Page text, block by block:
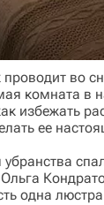
во
комната в
избежать
ее
одна